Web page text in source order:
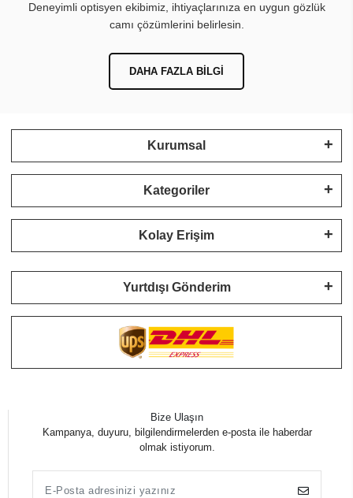
Deneyimli optisyen ekibimiz, ihtiyaçlarınıza en uygun gözlük
camı çözümlerini belirlesin.
DAHA FAZLA BILGI
Kurumsal
Kategoriler
Kolay Erişim
Yurtdışı Gönderim
Bize Ulaşın
Kampanya, duyuru, bilgilendirmelerden e-posta ile haberdar
olmak istiyorum.